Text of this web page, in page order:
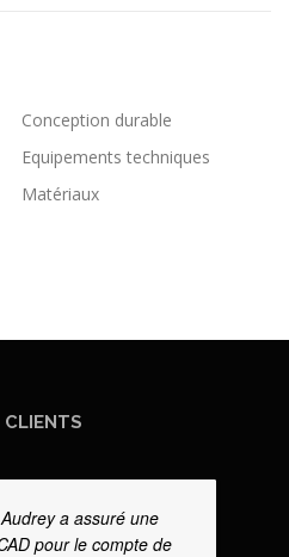
Conception durable
Equipements techniques
Matériaux
CLIENTS
Audrey a assuré une
pour le compte de